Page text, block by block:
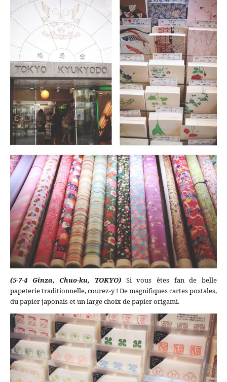
(5-7-4 Ginza, Chuo-ku, TOKYO) Si vous êtes fan de belle
papeterie traditionnelle, courez-y ! De magnifiques cartes postales,
du papier japonais et un large choix de papier origami.